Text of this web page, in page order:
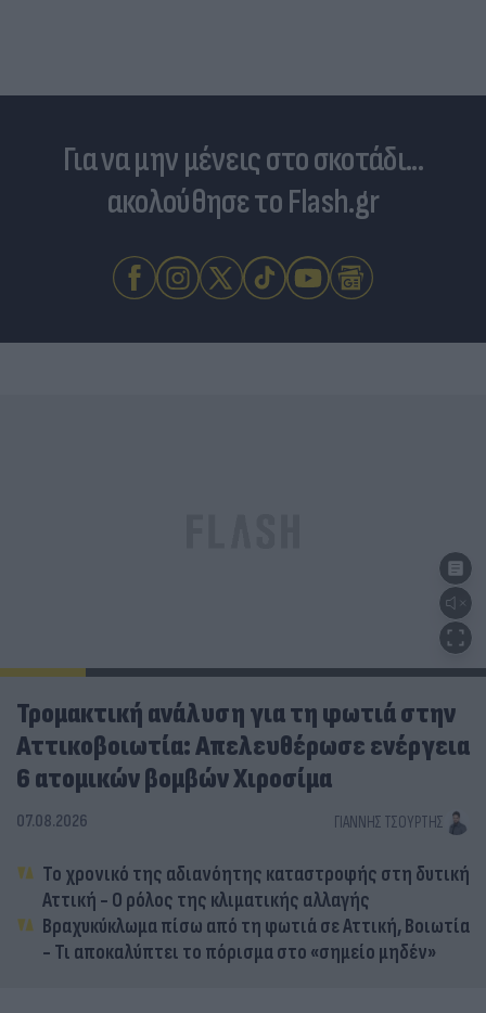
Για να μην μένεις στο σκοτάδι...
ακολούθησε το Flash.gr
Τρομακτική ανάλυση για τη φωτιά στην
Αττικοβοιωτία: Απελευθέρωσε ενέργεια
6 ατομικών βομβών Χιροσίμα
07.08.2026 ΓΙΆΝΝΗΣ ΤΣΟΎΡΤΗΣ
Το χρονικό της αδιανόητης καταστροφής στη δυτική
Αττική - Ο ρόλος της κλιματικής αλλαγής
Βραχυκύκλωμα πίσω από τη φωτιά σε Αττική, Βοιωτία
- Τι αποκαλύπτει το πόρισμα στο «σημείο μηδέν»